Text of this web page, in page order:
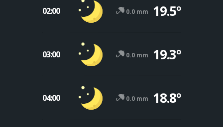
02:00 0.0 mm 19.5º
03:00 0.0 mm 19.3º
04:00 0.0 mm 18.8º